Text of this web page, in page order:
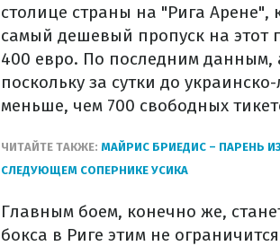
столице страны на "Рига Арене",
самый дешевый пропуск на этот
400 евро. По последним данным,
поскольку за сутки до
меньше, чем 700 свободных
ЧИТАЙТЕ ТАКЖЕ: МАЙРИС БРИЕДИС – ПАРЕНЬ
СЛЕДУЮЩЕМ СОПЕРНИКЕ УСИКА
Главным боем, конечно же,
бокса в Риге этим не